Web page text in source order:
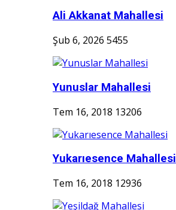
Ali Akkanat Mahallesi
Şub 6, 2026 5455
Yunuslar Mahallesi
Tem 16, 2018 13206
Yukarıesence Mahallesi
Tem 16, 2018 12936